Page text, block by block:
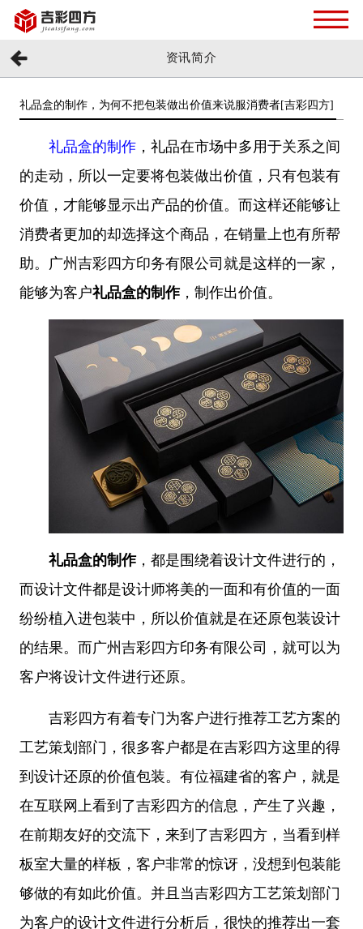
资讯简介
礼品盒的制作，为何不把包装做出价值来说服消费者[吉彩四方]
礼品盒的制作，礼品在市场中多用于关系之间
的走动，所以一定要将包装做出价值，只有包装有
价值，才能够显示出产品的价值。而这样还能够让
消费者更加的却选择这个商品，在销量上也有所帮
助。广州吉彩四方印务有限公司就是这样的一家，
能够为客户礼品盒的制作，制作出价值。
礼品盒的制作，都是围绕着设计文件进行的，
而设计文件都是设计师将美的一面和有价值的一面
纷纷植入进包装中，所以价值就是在还原包装设计
的结果。而广州吉彩四方印务有限公司，就可以为
客户将设计文件进行还原。
吉彩四方有着专门为客户进行推荐工艺方案的
工艺策划部门，很多客户都是在吉彩四方这里的得
到设计还原的价值包装。有位福建省的客户，就是
在互联网上看到了吉彩四方的信息，产生了兴趣，
在前期友好的交流下，来到了吉彩四方，当看到样
板室大量的样板，客户非常的惊讶，没想到包装能
够做的有如此价值。并且当吉彩四方工艺策划部门
为客户的设计文件进行分析后，很快的推荐出一套